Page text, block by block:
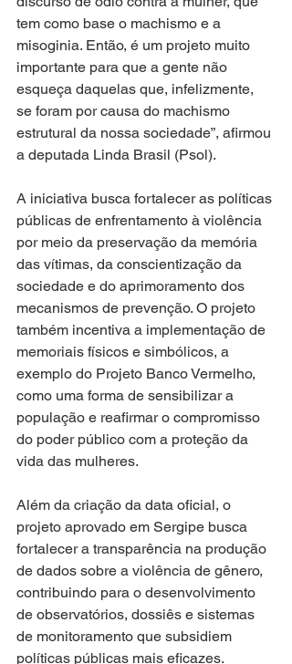
tem como base o machismo e a
misoginia. Então, é um projeto muito
importante para que a gente não
esqueça daquelas que, infelizmente,
se foram por causa do machismo
estrutural da nossa sociedade”, afirmou
a deputada Linda Brasil (Psol).
A iniciativa busca fortalecer as políticas
públicas de enfrentamento à violência
por meio da preservação da memória
das vítimas, da conscientização da
sociedade e do aprimoramento dos
mecanismos de prevenção. O projeto
também incentiva a implementação de
memoriais físicos e simbólicos, a
exemplo do Projeto Banco Vermelho,
como uma forma de sensibilizar a
população e reafirmar o compromisso
do poder público com a proteção da
vida das mulheres.
Além da criação da data oficial, o
projeto aprovado em Sergipe busca
fortalecer a transparência na produção
de dados sobre a violência de gênero,
contribuindo para o desenvolvimento
de observatórios, dossiês e sistemas
de monitoramento que subsidiem
políticas públicas mais eficazes.